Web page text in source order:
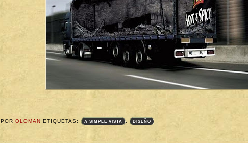
POROLOMANETIQUETAS: A SIMPLE VISTA , DISEÑO